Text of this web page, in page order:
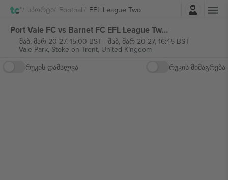
Სპორტი Football EFL League Twoშესვლა
Port Vale FC vs Barnet FC EFL League Two ბილეთი
შაბ, მარ 20 27, 15:00 BST- შაბ, მარ 20 27, 16:45 BST
Vale Park, Stoke-on-Trent, United Kingdom
რუკის დამალვა
რუკის მიმაგრება